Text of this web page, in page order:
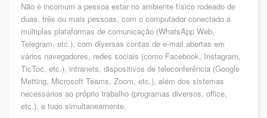
Não é incomum a pessoa estar no ambiente físico rodeado de
duas, três ou mais pessoas, com o computador conectado a
múltiplas plataformas de comunicação (WhatsApp Web,
Telegram, etc.), com diversas contas de e-mail abertas em
vários navegadores, redes sociais (como Facebook, Instagram,
TicToc, etc.), intranets, dispositivos de teleconferência (Google
Metting, Microsoft Teams, Zoom, etc.), além dos sistemas
necessários ao próprio trabalho (programas diversos, office,
etc.), e tudo simultaneamente.